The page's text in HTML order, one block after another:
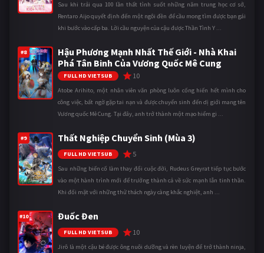
Sau khi trải qua 100 lần thất tình suốt những năm trung học cơ sở,
Rentaro Aijo quyết định đến một ngôi đền để cầu mong tìm được bạn gái
khi bước vào cấp ba. Lời cầu nguyện của cậu được Thần Tình Y ...
#8
Hậu Phương Mạnh Nhất Thế Giới - Nhà Khai
Phá Tân Binh Của Vương Quốc Mê Cung
FULL HD VIETSUB 10
Atobe Arihito, một nhân viên văn phòng luôn cống hiến hết mình cho
công việc, bất ngờ gặp tai nạn và được chuyển sinh đến dị giới mang tên
Vương quốc Mê Cung. Tại đây, anh trở thành một mạo hiểm gi ...
#9 Thất Nghiệp Chuyển Sinh (Mùa 3)
FULL HD VIETSUB 5
Sau những biến cố làm thay đổi cuộc đời, Rudeus Greyrat tiếp tục bước
vào một hành trình mới để trưởng thành cả về sức mạnh lẫn tinh thần.
Khi đối mặt với những thử thách ngày càng khắc nghiệt, anh ...
#10 Đuốc Đen
FULL HD VIETSUB 10
Jirô là một cậu bé được ông nuôi dưỡng và rèn luyện để trở thành ninja,